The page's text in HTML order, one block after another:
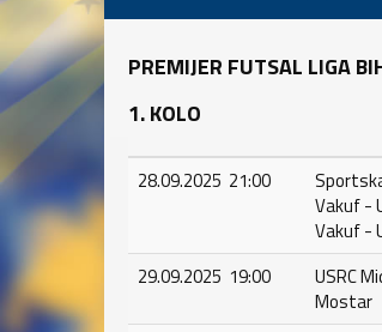
PREMIJER FUTSAL LIGA
1. KOLO
28.09.2025 21:00
Vakuf -
Vakuf -
29.09.2025 19:00
USRC
Mostar